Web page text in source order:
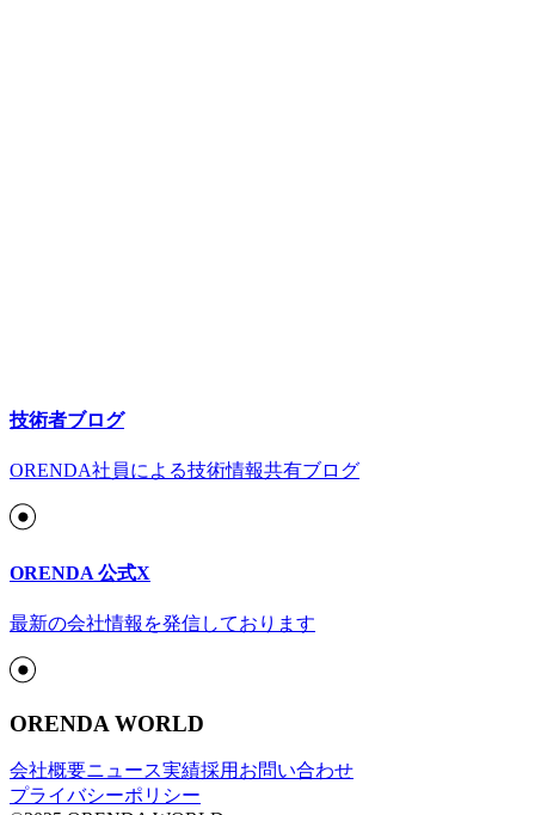
技術者ブログ
ORENDA社員による技術情報共有ブログ
ORENDA 公式X
最新の会社情報を発信しております
ORENDA WORLD
会社概要ニュース実績採用 お問い合わせ
プライバシーポリシー